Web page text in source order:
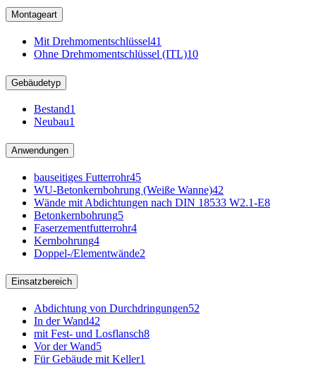
Montageart
Mit Drehmomentschlüssel41
Ohne Drehmomentschlüssel (ITL)10
Gebäudetyp
Bestand1
Neubau1
Anwendungen
bauseitiges Futterrohr45
WU-Betonkernbohrung (Weiße Wanne)42
Wände mit Abdichtungen nach DIN 18533 W2.1-E8
Betonkernbohrung5
Faserzementfutterrohr4
Kernbohrung4
Doppel-/Elementwände2
Einsatzbereich
Abdichtung von Durchdringungen52
In der Wand42
mit Fest- und Losflansch8
Vor der Wand5
Für Gebäude mit Keller1